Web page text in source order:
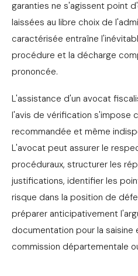
garanties ne s'agissent point
laissées au libre choix de
caractérisée entraîne
procédure et la décharge
prononcée.
L'assistance d'un avocat
l'avis de vérification s'impose
recommandée et même
L'avocat peut assurer le
procéduraux, structurer les
justifications, identifier les
risque dans la position de
préparer anticipativement
documentation pour la saisine
commission départementale